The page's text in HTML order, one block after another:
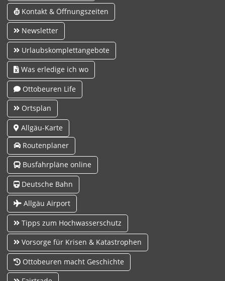
Kontakt & Öffnungszeiten
Newsletter
Urlaubskomplettangebote
Was erledige ich wo
Ottobeuren Life
Ortsplan
Allgäu-Karte
Routenplaner
Busfahrpläne online
Deutsche Bahn
Allgäu Airport
Tipps zum Hochwasserschutz
Vorsorge für Krisen & Katastrophen
Ottobeuren macht Geschichte